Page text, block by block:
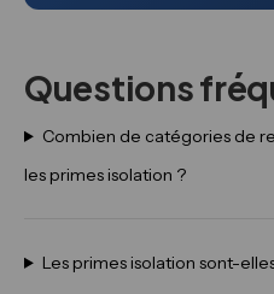
Questions
Combien de catégories de
les primes isolation ?
Les primes isolation sont-